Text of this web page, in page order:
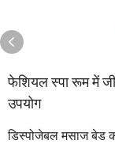
फेशियल स्पा रूम में
उपयोग
डिस्पोजेबल मसाज बेड